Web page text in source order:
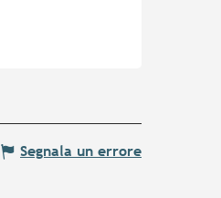
Segnala un errore